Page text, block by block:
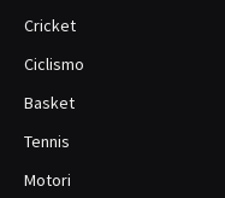
Cricket
Ciclismo
Basket
Tennis
Motori